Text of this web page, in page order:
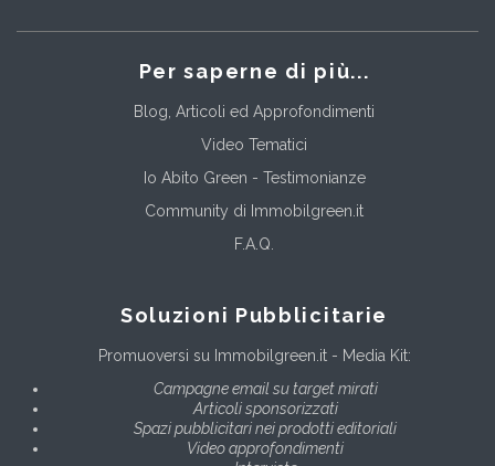
Per saperne di più...
Blog, Articoli ed Approfondimenti
Video Tematici
Io Abito Green - Testimonianze
Community di Immobilgreen.it
F.A.Q.
Soluzioni Pubblicitarie
Promuoversi su Immobilgreen.it - Media Kit:
Campagne email su target mirati
Articoli sponsorizzati
Spazi pubblicitari nei prodotti editoriali
Video approfondimenti